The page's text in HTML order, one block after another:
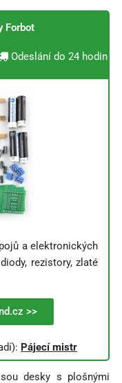
Forbot
Odeslání do 24 hodin
a elektronických
rezistory, zlaté
>>
Pájecí mistr
desky s plošnými